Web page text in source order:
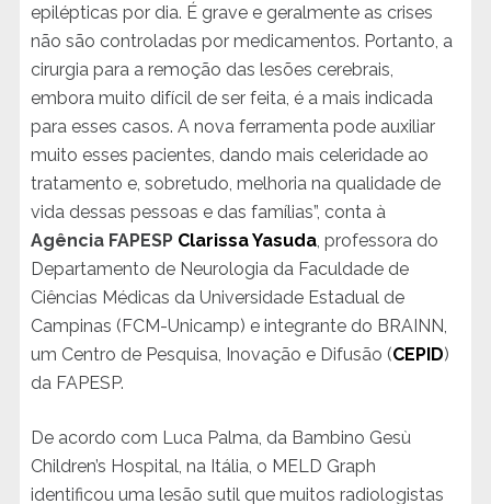
epilépticas por dia. É grave e geralmente as crises
não são controladas por medicamentos. Portanto, a
cirurgia para a remoção das lesões cerebrais,
embora muito difícil de ser feita, é a mais indicada
para esses casos. A nova ferramenta pode auxiliar
muito esses pacientes, dando mais celeridade ao
tratamento e, sobretudo, melhoria na qualidade de
vida dessas pessoas e das famílias”, conta à
Agência FAPESP Clarissa Yasuda, professora do
Departamento de Neurologia da Faculdade de
Ciências Médicas da Universidade Estadual de
Campinas (FCM-Unicamp) e integrante do BRAINN,
um Centro de Pesquisa, Inovação e Difusão (CEPID)
da FAPESP.
De acordo com Luca Palma, da Bambino Gesù
Children’s Hospital, na Itália, o MELD Graph
identificou uma lesão sutil que muitos radiologistas